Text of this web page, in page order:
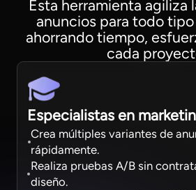
Esta herramienta agiliza
anuncios para todo
ahorrando tiempo,
cada
Especialistas en
Crea múltiples variantes de
rápidamente.
Realiza pruebas A/B sin
diseño.